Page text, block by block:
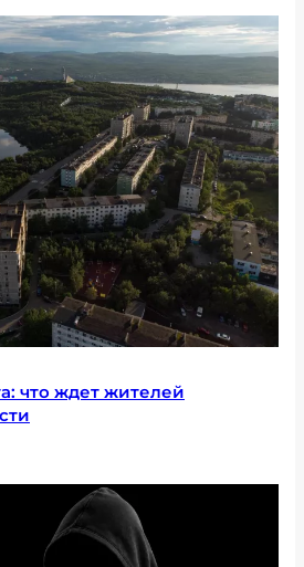
что ждет жителей